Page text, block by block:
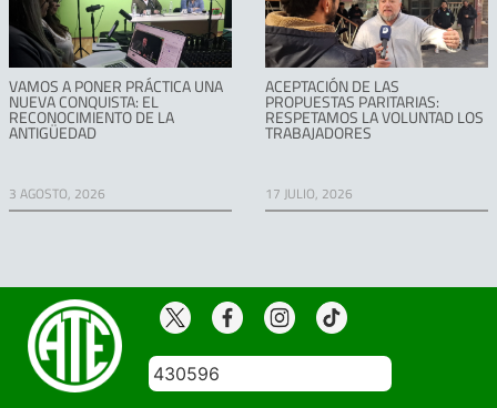
VAMOS A PONER PRÁCTICA UNA
NUEVA CONQUISTA: EL
RECONOCIMIENTO DE LA
ANTIGÜEDAD
3 AGOSTO, 2026
ACEPTACIÓN DE LAS
PROPUESTAS PARITARIAS:
RESPETAMOS LA VOLUNTAD LOS
TRABAJADORES
17 JULIO, 2026
430596